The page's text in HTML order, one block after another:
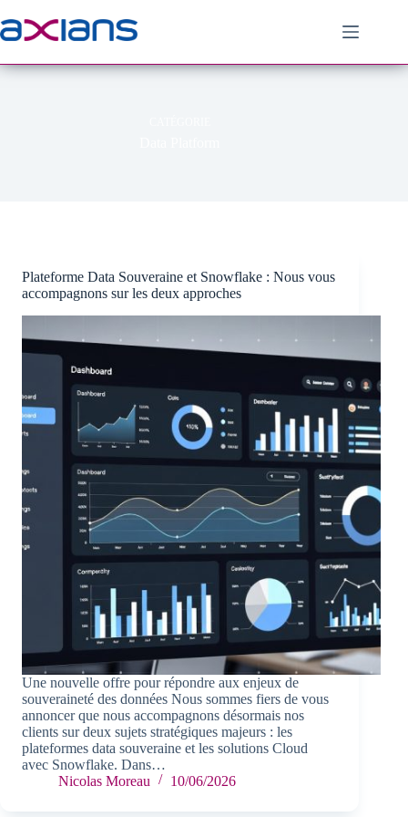
au
contenu
Plateforme Data Souveraine et Snowflake : Nous vous
accompagnons sur les deux approches
Une nouvelle offre pour répondre aux enjeux de
souveraineté des données Nous sommes fiers de vous
annoncer que nous accompagnons désormais nos
clients sur deux sujets stratégiques majeurs : les
plateformes data souveraine et les solutions Cloud
avec Snowflake. Dans…
Nicolas Moreau
10/06/2026